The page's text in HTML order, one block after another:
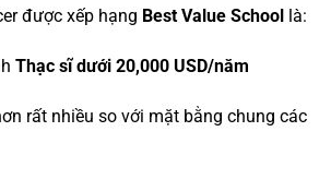
được xếp hạng Best Value School là:
Thạc sĩ dưới 20,000 USD/năm
rất nhiều so với mặt bằng chung các